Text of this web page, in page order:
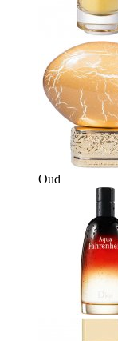
Oud